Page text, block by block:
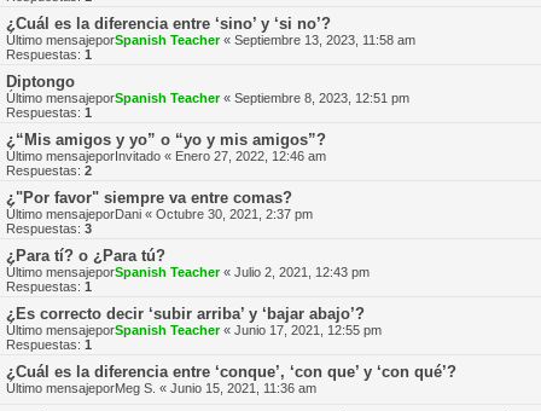
¿Cuál es la diferencia entre ‘sino’ y ‘si no’?
Último mensajeporSpanish Teacher« Septiembre 13, 2023, 11:58 am
Respuestas: 1
Diptongo
Último mensajeporSpanish Teacher« Septiembre 8, 2023, 12:51 pm
Respuestas: 1
¿“Mis amigos y yo” o “yo y mis amigos”?
Último mensajeporInvitado « Enero 27, 2022, 12:46 am
Respuestas: 2
¿"Por favor" siempre va entre comas?
Último mensajeporDani « Octubre 30, 2021, 2:37 pm
Respuestas: 3
¿Para tí? o ¿Para tú?
Último mensajeporSpanish Teacher« Julio 2, 2021, 12:43 pm
Respuestas: 1
¿Es correcto decir ‘subir arriba’ y ‘bajar abajo’?
Último mensajeporSpanish Teacher« Junio 17, 2021, 12:55 pm
Respuestas: 1
¿Cuál es la diferencia entre ‘conque’, ‘con que’ y ‘con qué’?
Último mensajeporMeg S. « Junio 15, 2021, 11:36 am